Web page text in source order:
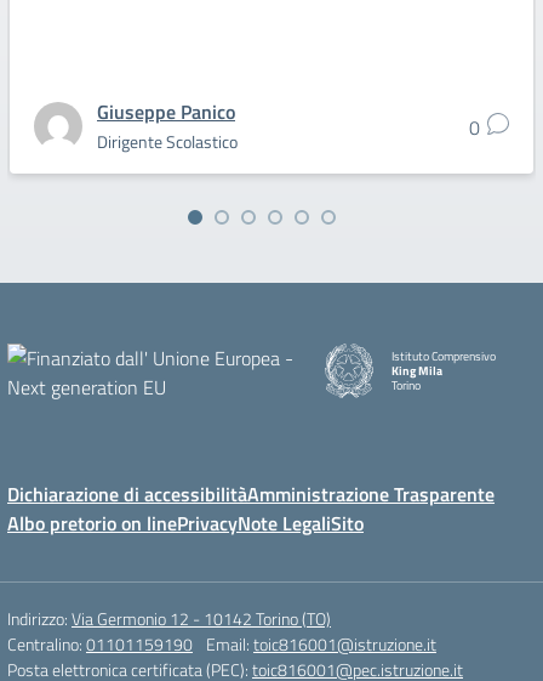
Giuseppe Panico
Dirigente Scolastico 0
Istituto Comprensivo
King Mila
Torino
Dichiarazione di accessibilitàAmministrazione Trasparente
Albo pretorio on linePrivacyNote LegaliSito
Indirizzo:Via Germonio 12 - 10142 Torino (TO)
Centralino:01101159190 Email:toic816001@istruzione.it
Posta elettronica certificata (PEC):toic816001@pec.istruzione.it